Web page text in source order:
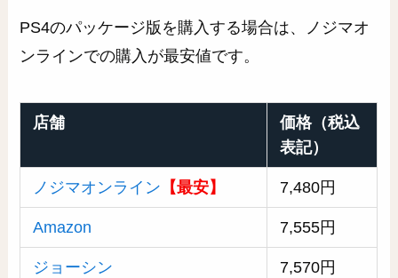
PS4のパッケージ版を購入する場合は、ノジマオ
ンラインでの購入が最安値です。
店舗
価格（税込
表記）
ノジマオンライン 【最安】 7,480円
Amazon 7,555円
ジョーシン 7,570円